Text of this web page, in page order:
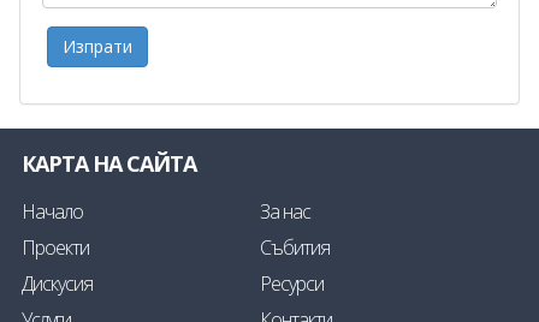
КАРТА НА САЙТА
Начало
За нас
Проекти
Събития
Дискусия
Ресурси